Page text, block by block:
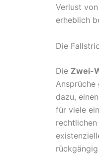
Verlust
erheblich
Die
Die Zwei-
Ansprüche
dazu,
für viele